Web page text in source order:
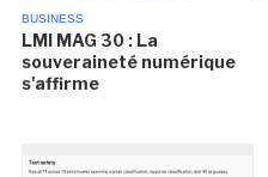
BUSINESS
LMI MAG 30 : La
souveraineté numérique
s'affirme